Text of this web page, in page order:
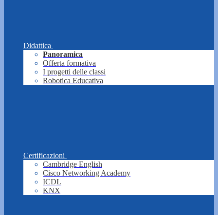
Didattica
Panoramica
Offerta formativa
I progetti delle classi
Robotica Educativa
Certificazioni
Cambridge English
Cisco Networking Academy
ICDL
KNX